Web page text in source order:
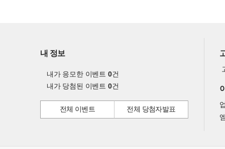
내 정보
내가 응모한 이벤트 0건
내가 당첨된 이벤트 0건
전체 이벤트 전체 당첨자발표